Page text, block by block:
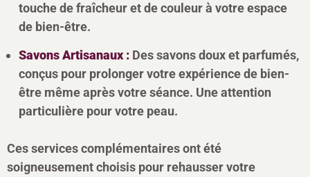
touche de fraîcheur et de couleur à votre espace
de bien-être.
Savons Artisanaux : Des savons doux et parfumés,
conçus pour prolonger votre expérience de bien-
être même après votre séance. Une attention
particulière pour votre peau.
Ces services complémentaires ont été
soigneusement choisis pour rehausser votre